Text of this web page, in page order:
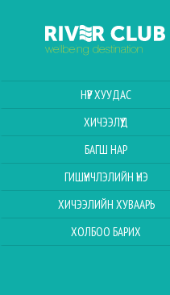
НҮҮР ХУУДАС
ХИЧЭЭЛҮҮД
БАГШ НАР
ГИШҮҮНЧЛЭЛИЙН ҮНЭ
ХИЧЭЭЛИЙН ХУВААРЬ
ХОЛБОО БАРИХ